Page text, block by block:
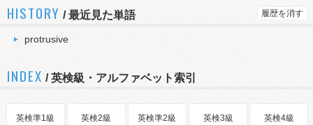
HISTORY /最近見た単語 履歴を消す
protrusive
INDEX / 英検級・アルファベット索引
英検準1級 英検2級 英検準2級 英検3級 英検4級